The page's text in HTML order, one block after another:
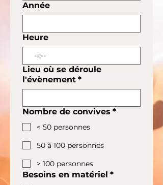
Année
Heure
:
Lieu où se déroule
l'évènement *
Nombre de convives *
< 50 personnes
50 à 100 personnes
> 100 personnes
Besoins en matériel *